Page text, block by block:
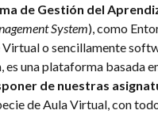
de Gestión del
System), como
o sencillamente
es una plataforma basada
de nuestras
de Aula Virtual, con